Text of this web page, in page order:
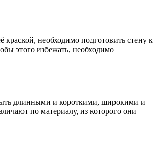
необходимо подготовить стену к
этого избежать, необходимо
длинными и короткими, широкими и
по материалу, из которого они